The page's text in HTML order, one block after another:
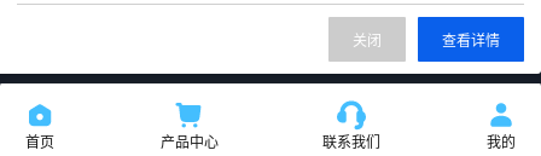
首页 产品中心 联系我们 我的
查看详情
关闭